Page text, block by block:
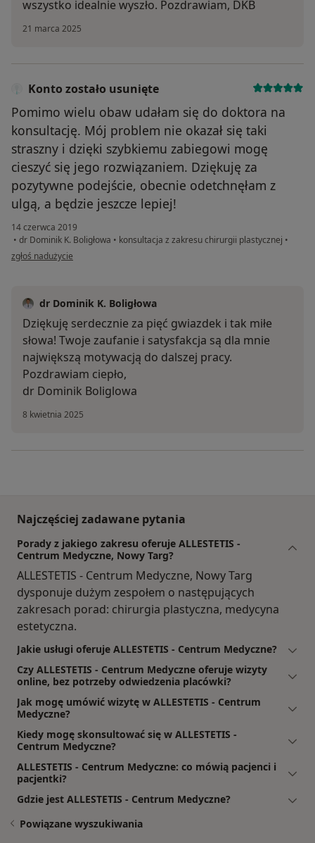
wszystko idealnie wyszło. Pozdrawiam, DKB
21 marca 2025
Konto zostało usunięte
Pomimo wielu obaw udałam się do doktora na
konsultację. Mój problem nie okazał się taki
straszny i dzięki szybkiemu zabiegowi mogę
cieszyć się jego rozwiązaniem. Dziękuję za
pozytywne podejście, obecnie odetchnęłam z
ulgą, a będzie jeszcze lepiej!
14 czerwca 2019
• dr Dominik K. Boligłowa • konsultacja z zakresu chirurgii plastycznej •
w opinii użytkownika Konto zostało usunięte
zgłoś nadużycie
dr Dominik K. Boligłowa
Dziękuję serdecznie za pięć gwiazdek i tak miłe
słowa! Twoje zaufanie i satysfakcja są dla mnie
największą motywacją do dalszej pracy.
Pozdrawiam ciepło,
dr Dominik Boliglowa
8 kwietnia 2025
Najczęściej zadawane pytania
Porady z jakiego zakresu oferuje ALLESTETIS -
Centrum Medyczne, Nowy Targ?
ALLESTETIS - Centrum Medyczne, Nowy Targ
dysponuje dużym zespołem o następujących
zakresach porad: chirurgia plastyczna, medycyna
estetyczna.
Jakie usługi oferuje ALLESTETIS - Centrum Medyczne?
Czy ALLESTETIS - Centrum Medyczne oferuje wizyty
online, bez potrzeby odwiedzenia placówki?
Jak mogę umówić wizytę w ALLESTETIS - Centrum
Medyczne?
Kiedy mogę skonsultować się w ALLESTETIS -
Centrum Medyczne?
ALLESTETIS - Centrum Medyczne: co mówią pacjenci i
pacjentki?
Gdzie jest ALLESTETIS - Centrum Medyczne?
Powiązane wyszukiwania